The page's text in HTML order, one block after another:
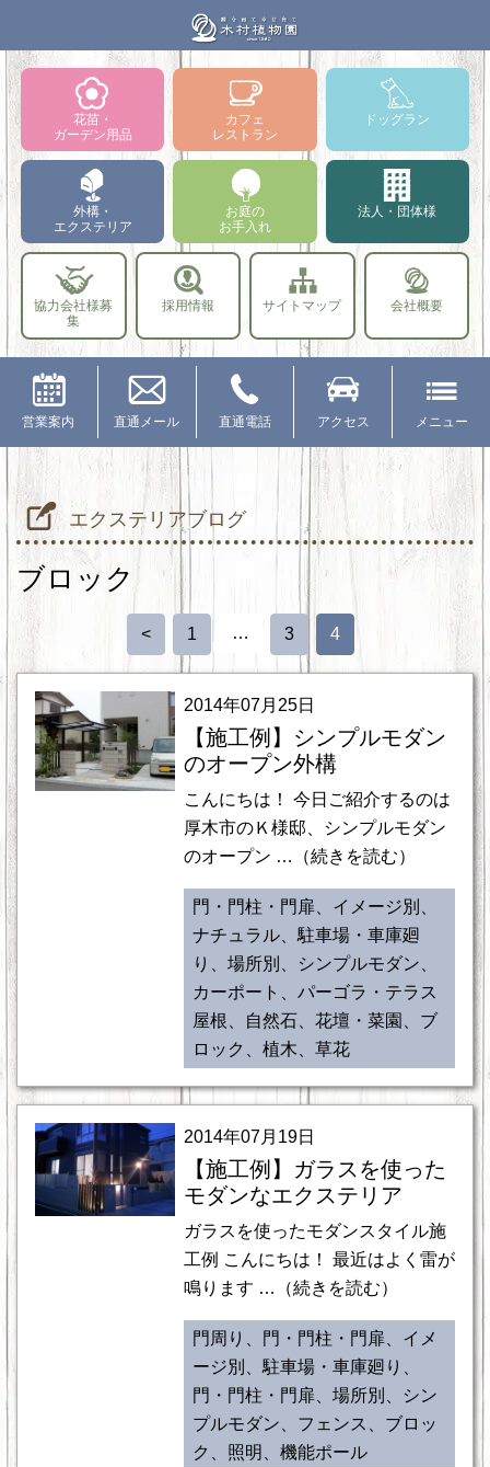
花苗・
ガーデン用品
カフェ
レストラン
ドッグラン
外構・
エクステリア
お庭の
お手入れ
法人・団体様
協力会社様募
集
採用情報 サイトマップ 会社概要
営業案内 直通メール 直通電話 アクセス メニュー
エクステリアブログ
ブロック
< 1 … 3 4
2014年07月25日
【施工例】シンプルモダン
のオープン外構
こんにちは！ 今日ご紹介するのは
厚木市のＫ様邸、シンプルモダン
のオープン …（続きを読む）
門・門柱・門扉、イメージ別、
ナチュラル、駐車場・車庫廻
り、場所別、シンプルモダン、
カーポート、パーゴラ・テラス
屋根、自然石、花壇・菜園、ブ
ロック、植木、草花
2014年07月19日
【施工例】ガラスを使った
モダンなエクステリア
ガラスを使ったモダンスタイル施
工例 こんにちは！ 最近はよく雷が
鳴ります …（続きを読む）
門周り、門・門柱・門扉、イメ
ージ別、駐車場・車庫廻り、
門・門柱・門扉、場所別、シン
プルモダン、フェンス、ブロッ
ク、照明、機能ポール